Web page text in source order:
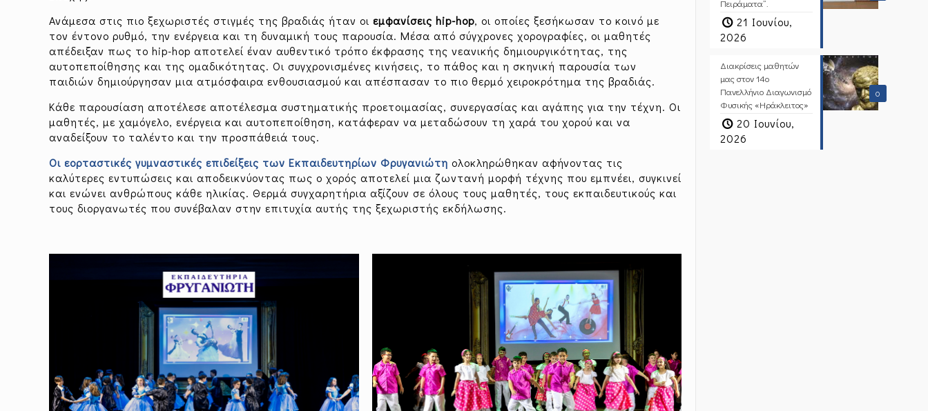
Ανάμεσα στις πιο ξεχωριστές στιγμές της βραδιάς ήταν οι εμφανίσεις hip-hop, οι οποίες ξεσήκωσαν το κοινό με
τον έντονο ρυθμό, την ενέργεια και τη δυναμική τους παρουσία. Μέσα από σύγχρονες χορογραφίες, οι μαθητές
απέδειξαν πως το hip-hop αποτελεί έναν αυθεντικό τρόπο έκφρασης της νεανικής δημιουργικότητας, της
αυτοπεποίθησης και της ομαδικότητας. Οι συγχρονισμένες κινήσεις, το πάθος και η σκηνική παρουσία των
παιδιών δημιούργησαν μια ατμόσφαιρα ενθουσιασμού και απέσπασαν το πιο θερμό χειροκρότημα της βραδιάς.
Κάθε παρουσίαση αποτέλεσε αποτέλεσμα συστηματικής προετοιμασίας, συνεργασίας και αγάπης για την τέχνη. Οι
μαθητές, με χαμόγελο, ενέργεια και αυτοπεποίθηση, κατάφεραν να μεταδώσουν τη χαρά του χορού και να
αναδείξουν το ταλέντο και την προσπάθειά τους.
Οι εορταστικές γυμναστικές επιδείξεις των Εκπαιδευτηρίων Φρυγανιώτη ολοκληρώθηκαν αφήνοντας τις
καλύτερες εντυπώσεις και αποδεικνύοντας πως ο χορός αποτελεί μια ζωντανή μορφή τέχνης που εμπνέει, συγκινεί
και ενώνει ανθρώπους κάθε ηλικίας. Θερμά συγχαρητήρια αξίζουν σε όλους τους μαθητές, τους εκπαιδευτικούς και
τους διοργανωτές που συνέβαλαν στην επιτυχία αυτής της ξεχωριστής εκδήλωσης.
Πειράματα”.
21 Ιουνίου,
2026
0
Διακρίσεις μαθητών
μας στον 14ο
Πανελλήνιο Διαγωνισμό
Φυσικής «Ηράκλειτος»
20 Ιουνίου,
2026